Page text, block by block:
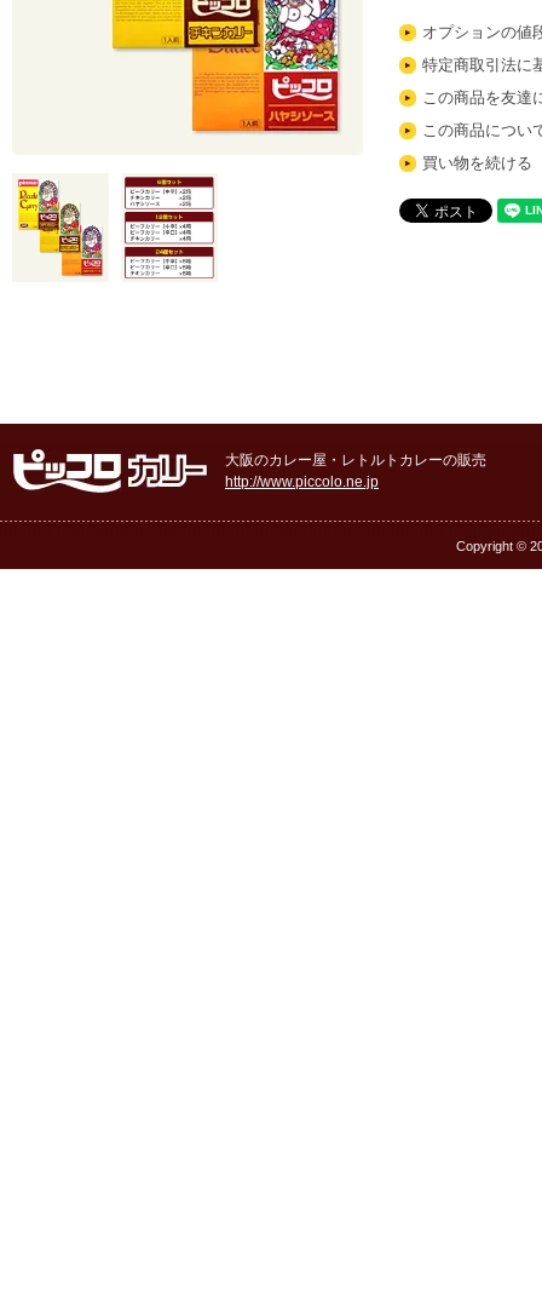
オプションの値
特定商取引法に
この商品を友達
この商品につい
買い物を続ける
大阪のカレー屋・レトルトカレーの販売
http://www.piccolo.ne.jp
Copyright ©